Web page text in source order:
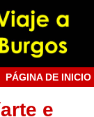
PÁGINA DE INICIO
e